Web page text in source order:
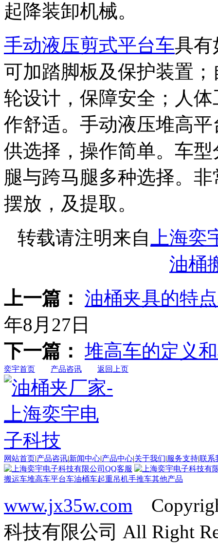
起降装卸机械。
手动液压剪式平台车具有
可加踏脚板及保护装置
轮设计，保障安全；人
作舒适。手动液压堆高
供选择，操作简单。车
腿与跨马腿多种选择。
摆放，及提取。
转载请注明来自
上海
油桶
上一篇： 油桶夹具的特
年8月27日
下一篇： 堆高车的定义
奕宇首页 产品咨讯 返回上页
网站首页|产品咨讯|新闻中心|产品中心|关于我们|服务支持|联系
搬运车堆高车平台车油桶车起重吊机手推车其他产品
www.jx35w.com
科技有限公司 All Right